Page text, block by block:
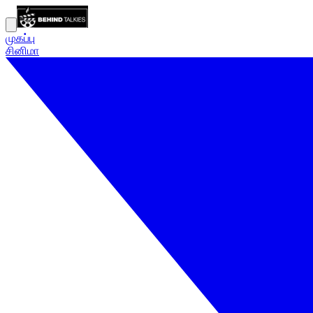
முகப்பு
சினிமா